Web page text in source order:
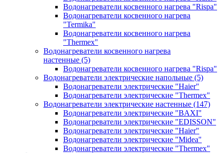
Водонагреватели косвенного нагрева "Rispa"
Водонагреватели косвенного нагрева
"Termika"
Водонагреватели косвенного нагрева
"Thermex"
Водонагреватели косвенного нагрева
настенные (5)
Водонагреватели косвенного нагрева "Rispa"
Водонагреватели электрические напольные (5)
Водонагреватели электрические "Haier"
Водонагреватели электрические "Thermex"
Водонагреватели электрические настенные (147)
Водонагреватели электрические "BAXI"
Водонагреватели электрические "EDISSON"
Водонагреватели электрические "Haier"
Водонагреватели электрические "Midea"
Водонагреватели электрические "Thermex"